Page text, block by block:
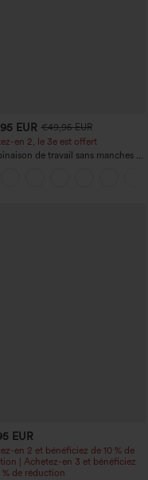
EUR €49,95 EUR
en 2, le 3e est offert
de travail sans manches à
bateau, côtés noués, toucher
avec poches — Édition Easy
EUR
en 2 et bénéficiez de 10 % de
| Achetez-en 3 et bénéficiez
% de réduction